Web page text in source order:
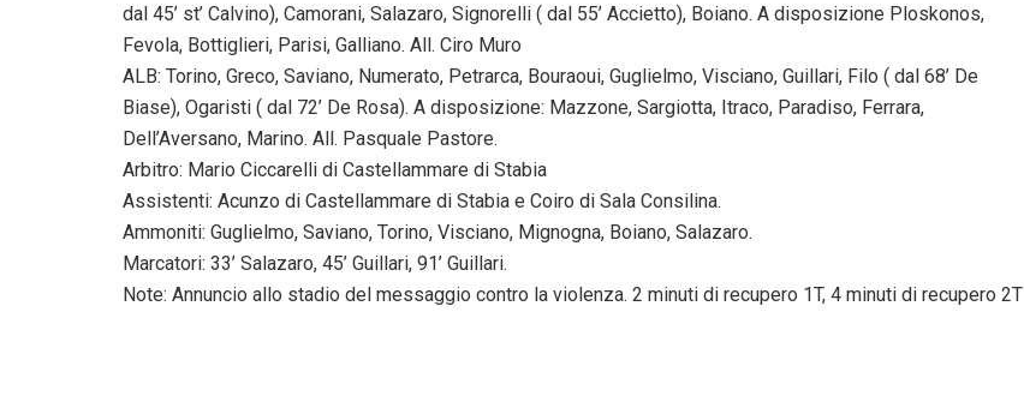
dal 45’ st’ Calvino), Camorani, Salazaro, Signorelli ( dal 55’ Accietto), Boiano. A disposizione Ploskonos,
Fevola, Bottiglieri, Parisi, Galliano. All. Ciro Muro
ALB: Torino, Greco, Saviano, Numerato, Petrarca, Bouraoui, Guglielmo, Visciano, Guillari, Filo ( dal 68’ De
Biase), Ogaristi ( dal 72’ De Rosa). A disposizione: Mazzone, Sargiotta, Itraco, Paradiso, Ferrara,
Dell’Aversano, Marino. All. Pasquale Pastore.
Arbitro: Mario Ciccarelli di Castellammare di Stabia
Assistenti: Acunzo di Castellammare di Stabia e Coiro di Sala Consilina.
Ammoniti: Guglielmo, Saviano, Torino, Visciano, Mignogna, Boiano, Salazaro.
Marcatori: 33’ Salazaro, 45’ Guillari, 91’ Guillari.
Note: Annuncio allo stadio del messaggio contro la violenza. 2 minuti di recupero 1T, 4 minuti di recupero 2T